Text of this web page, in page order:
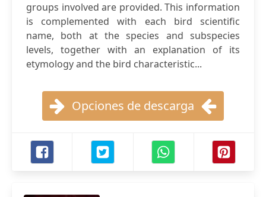
groups involved are provided. This information
is complemented with each bird scientific
name, both at the species and subspecies
levels, together with an explanation of its
etymology and the bird characteristic...
Opciones de descarga